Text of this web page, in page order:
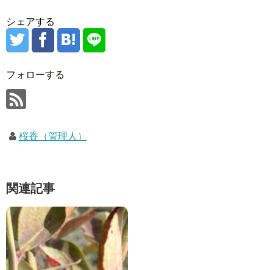
シェアする
フォローする
桜香（管理人）
関連記事